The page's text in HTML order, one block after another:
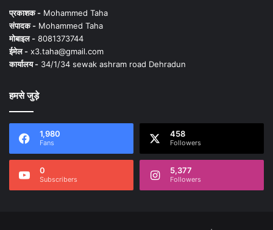
प्रकाशक - Mohammed Taha
संपादक - Mohammed Taha
मोबाइल - 8081373744
ईमेल - x3.taha@gmail.com
कार्यालय - 34/1/34 sewak ashram road Dehradun
हमसे जुड़े
1,980
Fans
458
Followers
0
Subscribers
5,377
Followers